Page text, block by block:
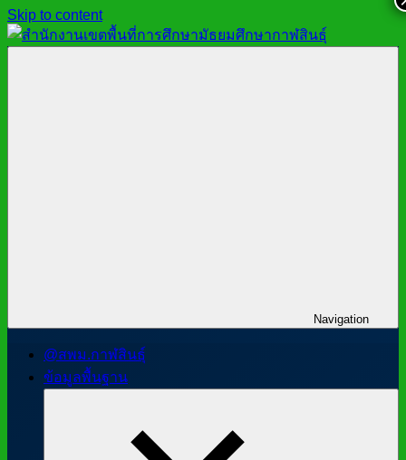
Skip to content
Navigation
@สพม.กาฬสินธุ์
ข้อมูลพื้นฐาน